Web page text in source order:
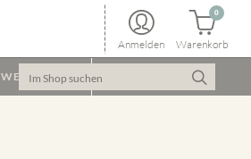
Anmelden Warenkorb
0
WEINPAKET